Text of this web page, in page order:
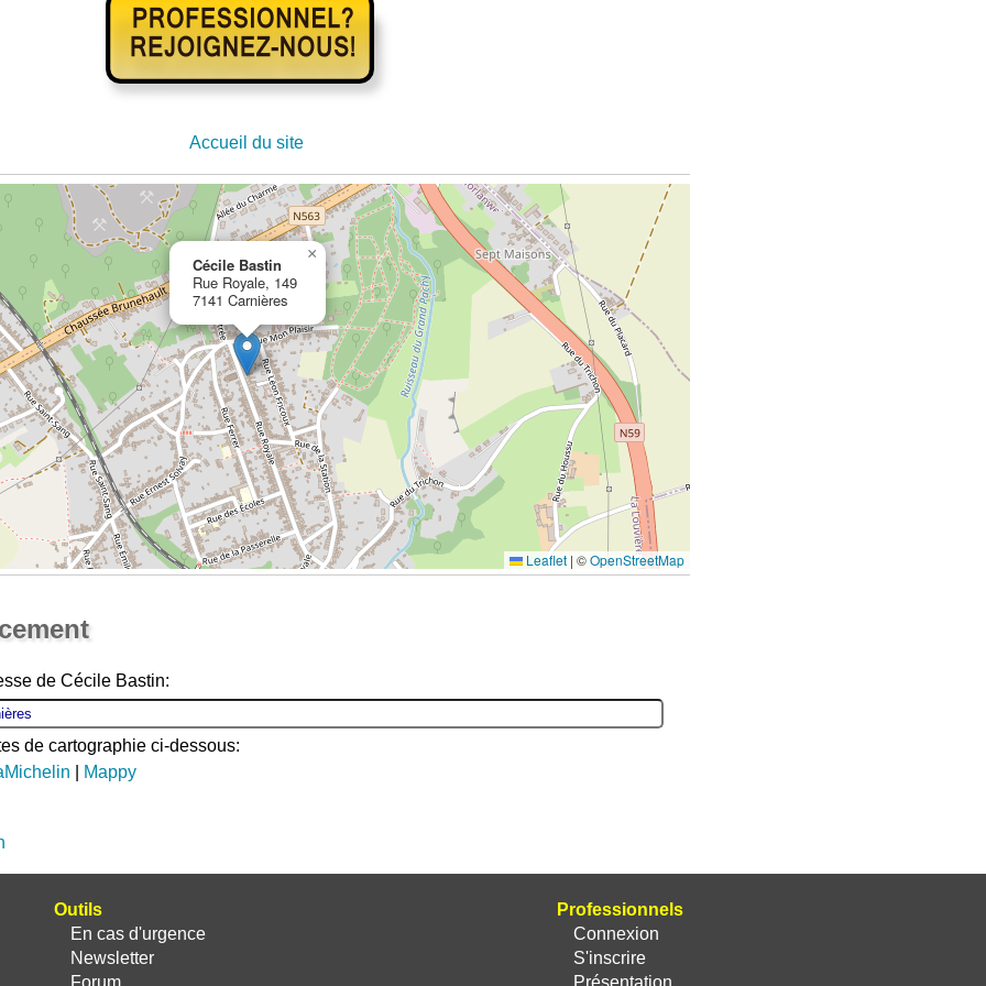
Accueil du site
Cécile Bastin
Rue Royale, 149
7141 Carnières
×
Leaflet | ©OpenStreetMap
de Cécile Bastin:
de cartographie ci-dessous:
Mappy
Professionnels
Connexion
S'inscrire
Outils
En cas d'urgence
Newsletter